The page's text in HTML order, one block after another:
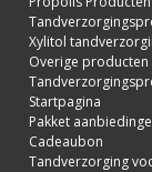
Xylitol
Overige producten
Startpagina
Pakket
Cadeaubon
Tandverzorging